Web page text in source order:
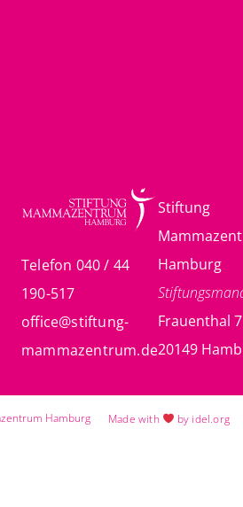
Telefon 040 / 44
190-517
office@stiftung-
mammazentrum.de
Stiftung
Hamburg
Frauenthal 7
20149
Hamburg Made with by idel.org